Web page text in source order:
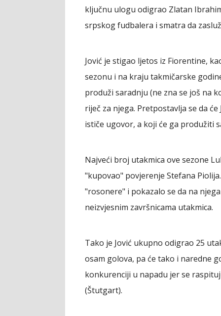
ključnu ulogu odigrao Zlatan
srpskog fudbalera i smatra da
Jović je stigao ljetos iz Fiorentine,
sezonu i na kraju takmičarske
produži saradnju (ne zna se još na
riječ za njega. Pretpostavlja se da
ističe ugovor, a koji će ga produžiti
Najveći broj utakmica ove sezone
"kupovao" povjerenje Stefana
"rosonere" i pokazalo se da na
neizvjesnim završnicama utakmica.
Tako je Jović ukupno odigrao 25
osam golova, pa će tako i naredne
konkurenciji u napadu jer se
(Štutgart).